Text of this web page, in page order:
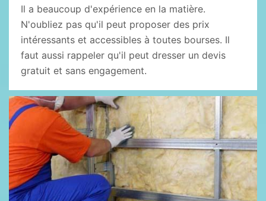
Il a beaucoup d'expérience en la matière.
N'oubliez pas qu'il peut proposer des prix
intéressants et accessibles à toutes bourses. Il
faut aussi rappeler qu'il peut dresser un devis
gratuit et sans engagement.